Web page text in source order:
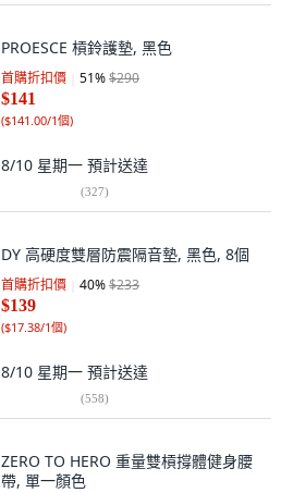
PROESCE 槓鈴護墊, 黑色
首購折扣價 51%$290
$141
($141.00/1個)
8/10 星期一 預計送達
(327)
DY 高硬度雙層防震隔音墊, 黑色, 8個
首購折扣價 40%$233
$139
($17.38/1個)
8/10 星期一 預計送達
(558)
ZERO TO HERO 重量雙槓撐體健身腰
帶, 單一顏色